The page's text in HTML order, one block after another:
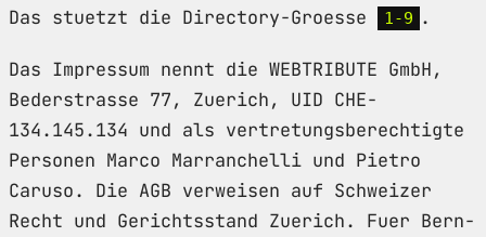
Das stuetzt die Directory-Groesse
1-9 .
Das Impressum nennt die WEBTRIBUTE GmbH,
Bederstrasse 77, Zuerich, UID CHE-
134.145.134 und als vertretungsberechtigte
Personen Marco Marranchelli und Pietro
Caruso. Die AGB verweisen auf Schweizer
Recht und Gerichtsstand Zuerich. Fuer Bern-